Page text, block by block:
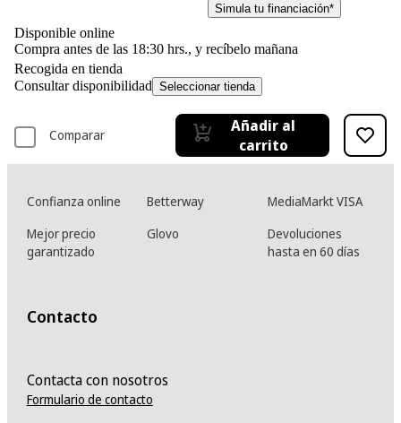
Simula tu financiación*
Disponible online
Compra antes de las 18:30 hrs., y recíbelo mañana
Recogida en tienda
Consultar disponibilidad Seleccionar tienda
Comparar
Añadir al
carrito
Confianza online Betterway
MediaMarkt VISA
Mejor precio
garantizado
Glovo
Devoluciones
hasta en 60 días
Contacto
Contacta con nosotros
Formulario de contacto